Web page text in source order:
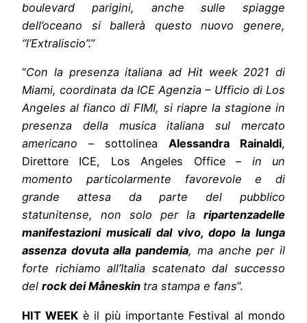
boulevard parigini, anche sulle spiagge
dell’oceano si ballerà questo nuovo genere,
“l’Extraliscio”.”
“Con la presenza italiana ad Hit week 2021 di
Miami, coordinata da ICE Agenzia – Ufficio di Los
Angeles al fianco di FIMI, si riapre la stagione in
presenza della musica italiana sul mercato
americano – sottolinea Alessandra Rainaldi,
Direttore ICE, Los Angeles Office – in un
momento particolarmente favorevole e di
grande attesa da parte del pubblico
statunitense, non solo per la ripartenzadelle
manifestazioni musicali dal vivo, dopo la lunga
assenza dovuta alla pandemia, ma anche per il
forte richiamo all’Italia scatenato dal successo
del rock dei Måneskin tra stampa e fans”.
HIT WEEK è il più importante Festival al mondo